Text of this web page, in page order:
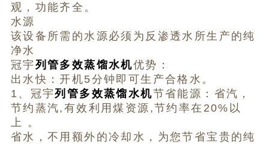
观，功能齐全。
水源
该设备所需的水源必须为反渗透水所生产的纯
净水
冠宇 列管多效蒸馏水机优势：
出水快：开机5分钟即可生产合格水。
1、冠宇列管多效蒸馏水机节省能源：省汽，
节约蒸汽,有效利用煤资源,节约率在20%以
上 。
省水，不用额外的冷却水，为您节省宝贵的纯